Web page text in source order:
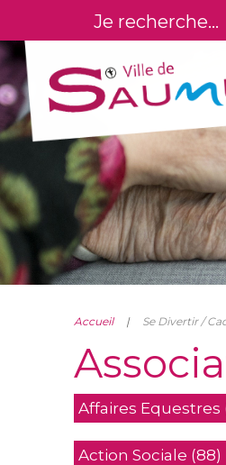
Accueil Se Divertir /
Affaires Equestres
Action Sociale (88)